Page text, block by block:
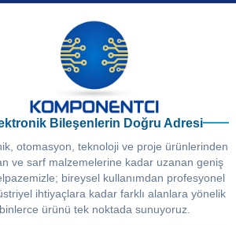
Bileşenlerin Doğru Adresi
otomasyon, teknoloji ve proje ürünlerinden
ve sarf malzemelerine kadar uzanan geniş
bireysel kullanımdan profesyonel
ihtiyaçlara kadar farklı alanlara yönelik
binlerce ürünü tek noktada sunuyoruz.